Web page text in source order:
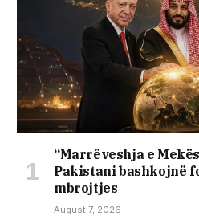
“Marrëveshja e
Pakistani bashkojnë
mbrojtjes
August 7, 2026